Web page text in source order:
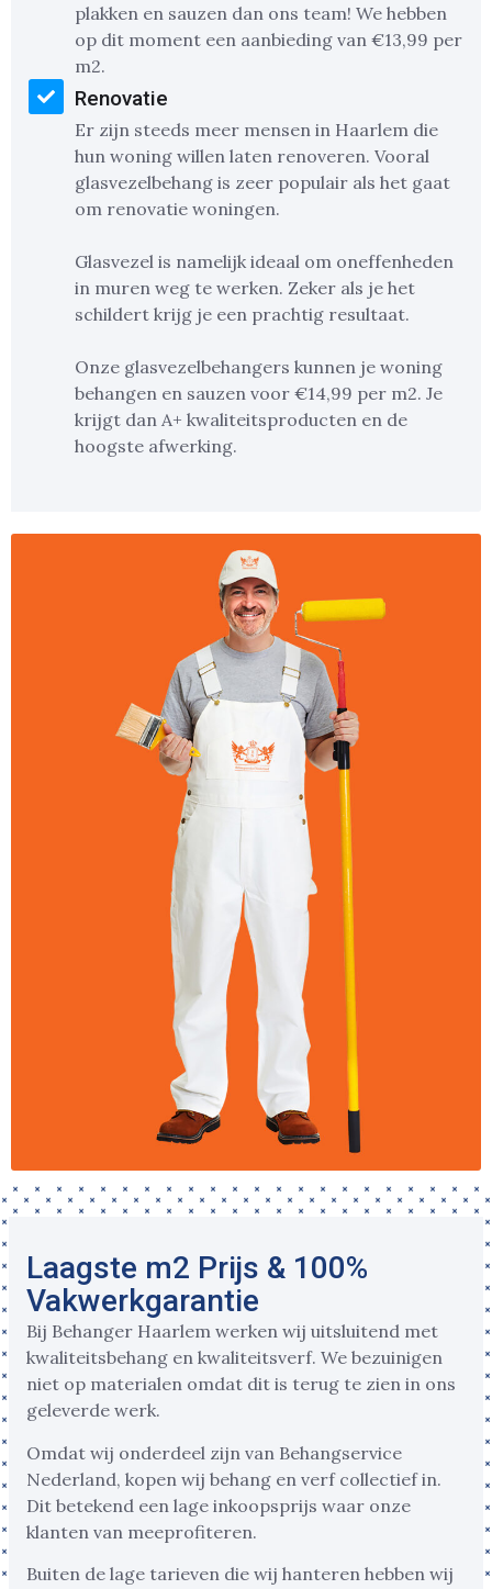
plakken en sauzen dan ons team! We hebben
op dit moment een aanbieding van €13,99 per
m2.
Renovatie
Er zijn steeds meer mensen in Haarlem die
hun woning willen laten renoveren. Vooral
glasvezelbehang is zeer populair als het gaat
om renovatie woningen.
Glasvezel is namelijk ideaal om oneffenheden
in muren weg te werken. Zeker als je het
schildert krijg je een prachtig resultaat.
Onze glasvezelbehangers kunnen je woning
behangen en sauzen voor €14,99 per m2. Je
krijgt dan A+ kwaliteitsproducten en de
hoogste afwerking.
Laagste m2 Prijs & 100%
Vakwerkgarantie
Bij Behanger Haarlem werken wij uitsluitend met
kwaliteitsbehang en kwaliteitsverf. We bezuinigen
niet op materialen omdat dit is terug te zien in ons
geleverde werk.
Omdat wij onderdeel zijn van Behangservice
Nederland, kopen wij behang en verf collectief in.
Dit betekend een lage inkoopsprijs waar onze
klanten van meeprofiteren.
Buiten de lage tarieven die wij hanteren hebben wij